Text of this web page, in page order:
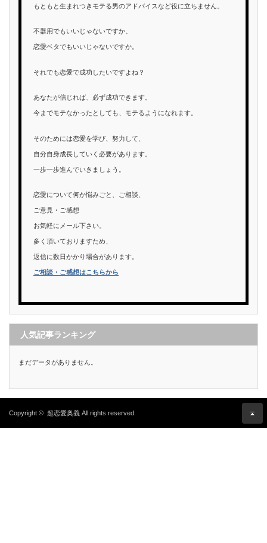
もともと生まれつきモテる男のアドバイスなど役に立ちません。
不器用でもいいじゃないですか。
恋愛ベタでもいいじゃないですか。
それでも恋愛で成功したいですよね？
あなたが信じれば、必ず成功できます。
今までモテなかったとしても、モテるようになれます。
そのためには恋愛を学び、努力して、
自分自身成長していく必要があります。
一歩一歩進んでいきましょう。
恋愛について何か悩みごと、ご相談、
ご意見・ご感想
お気軽にメール下さい。
多く頂いておりますため、
返信に数日かかり場合があります。
ご相談・ご感想はこちらから
人気記事ランキング
まだデータがありません。
Copyright © 超恋愛奥義 All rights reserved.